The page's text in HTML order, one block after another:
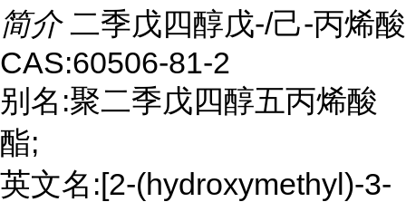
简介 二季戊四醇戊-/己-丙烯酸
CAS:60506-81-2
别名:聚二季戊四醇五丙烯酸
酯;
英文名:[2-(hydroxymethyl)-3-